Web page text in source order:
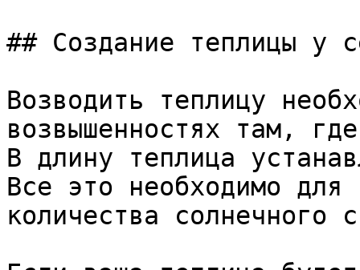
## Создание теплицы у
Возводить теплицу
возвышенностях там,
В длину теплица
Все это необходимо для
количества солнечного